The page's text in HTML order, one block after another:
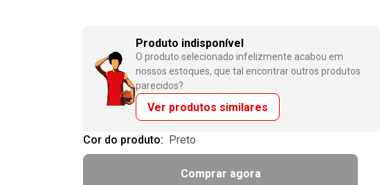
Produto indisponível
O produto selecionado infelizmente acabou em
nossos estoques, que tal encontrar outros produtos
parecidos?
Ver produtos similares
Cor do produto: preto
Comprar agora